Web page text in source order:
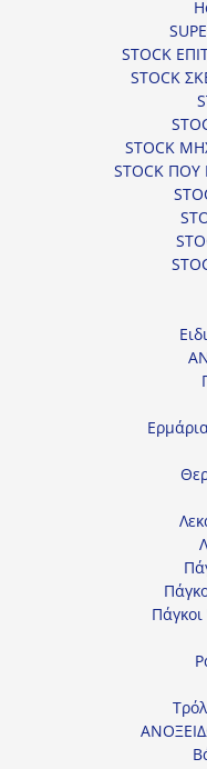
STOCK
STOCK
STOCK
STOCK